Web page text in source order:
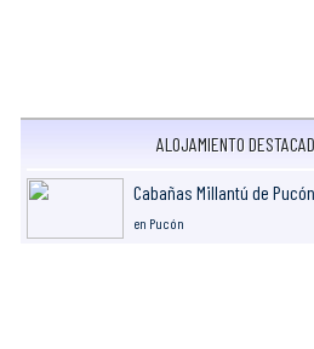
ALOJAMIENTO
Cabañas Millantú de Pucón
en Pucón